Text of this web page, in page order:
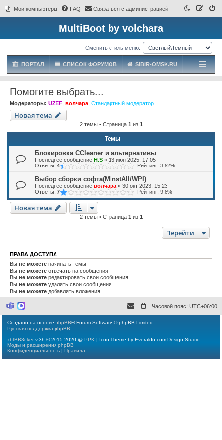
Мои компьютеры FAQ Связаться с администрацией
MultiBoot by volchara
Сменить стиль меню:
ПОРТАЛ СПИСОК ФОРУМОВ SIBIR-OMSK.RU
Помогите выбрать...
Модераторы: UZEF волчара Стандартный модератор
Новая тема
2 темы • Страница 1 из 1
Темы
Блокировка CCleaner и альтернативы
Последнее сообщение H.S « 13 июн 2025, 17:05
Ответы: 4 Рейтинг: 3.92%
Выбор сборки софта(MInstAll/WPI)
Последнее сообщение волчара « 30 окт 2023, 15:23
Ответы: 7 Рейтинг: 9.8%
Новая тема
2 темы • Страница 1 из 1
Перейти
ПРАВА ДОСТУПА
Вы не можете начинать темы
Вы не можете отвечать на сообщения
Вы не можете редактировать свои сообщения
Вы не можете удалять свои сообщения
Вы не можете добавлять вложения
M
r
o
o
f
t
M
Часовой пояс: UTC+06:00
Создано на основе phpBB® Forum Software © phpBB Limited
Русская поддержка phpBB
xbtBB3ckerv.3h © 2015-2020 @ PPK | Icon Theme by Everaldo.com Design Studio
Моды и расширения phpBB
Конфиденциальность | Правила